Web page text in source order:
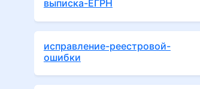
выписка-ЕГРН
исправление-реестровой-
ошибки